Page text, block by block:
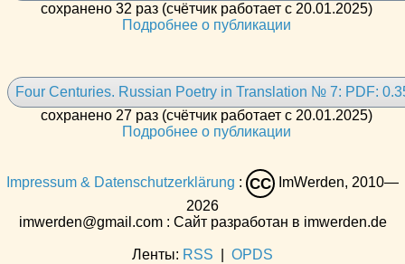
сохранено 32 раз (счётчик работает с 20.01.2025)
Подробнее о публикации
Four Centuries. Russian Poetry in Translation № 7: PDF:
сохранено 27 раз (счётчик работает с 20.01.2025)
Подробнее о публикации
Impressum & Datenschutzerklärung : CC
ImWerden, 2010—
2026
imwerden@gmail.com : Сайт разработан в imwerden.de
Ленты: RSS
OPDS